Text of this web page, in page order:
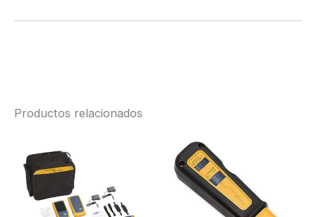
Productos relacionados